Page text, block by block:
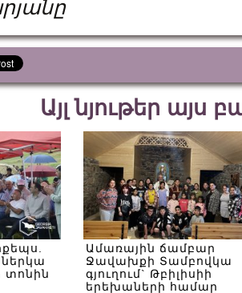
Այլ նյութեր այս
տոնին
Ամառային ճամբար
Ջավախքի Տամբովկա
գյուղում` Թբիլիսիի
երեխաների համար